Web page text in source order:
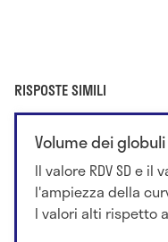
RISPOSTE SIMILI
Volume dei
Il valore RDV SD e il
l'ampiezza della
I valori alti rispetto